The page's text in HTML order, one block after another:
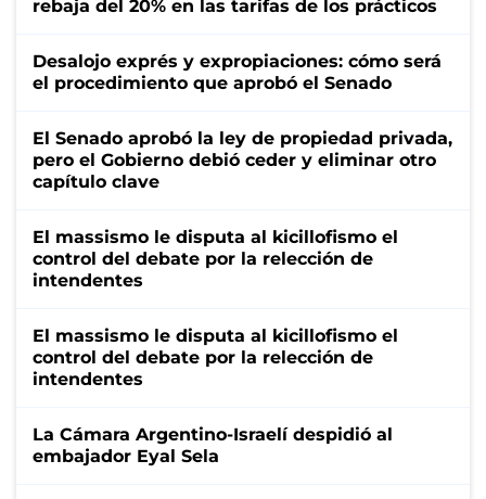
rebaja del 20% en las tarifas de los prácticos
Desalojo exprés y expropiaciones: cómo será
el procedimiento que aprobó el Senado
El Senado aprobó la ley de propiedad privada,
pero el Gobierno debió ceder y eliminar otro
capítulo clave
El massismo le disputa al kicillofismo el
control del debate por la relección de
intendentes
El massismo le disputa al kicillofismo el
control del debate por la relección de
intendentes
La Cámara Argentino-Israelí despidió al
embajador Eyal Sela